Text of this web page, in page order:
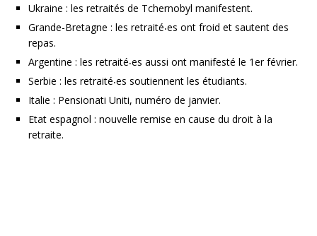
Ukraine : les retraités de Tchernobyl manifestent.
Grande-Bretagne : les retraité⸳es ont froid et sautent des
repas.
Argentine : les retraité⸳es aussi ont manifesté le 1er février.
Serbie : les retraité⸳es soutiennent les étudiants.
Italie : Pensionati Uniti, numéro de janvier.
Etat espagnol : nouvelle remise en cause du droit à la
retraite.